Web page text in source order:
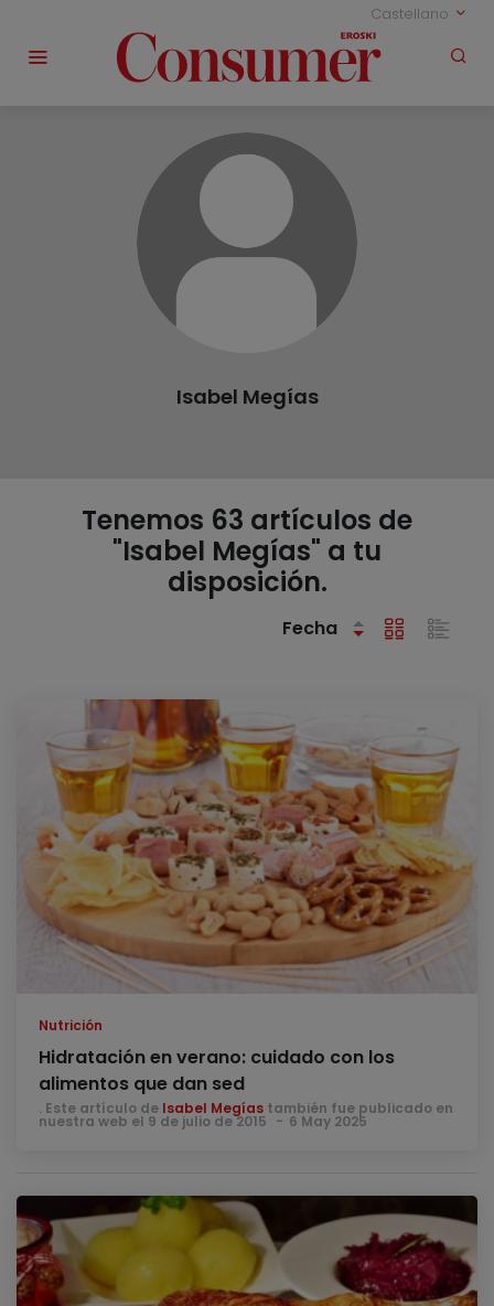
Castellano
Isabel Megías
Tenemos 63 artículos de
"Isabel Megías" a tu
disposición.
Fecha
Nutrición
Hidratación en verano: cuidado con los
alimentos que dan sed
. Este artículo de Isabel Megías también fue publicado en
nuestra web el 9 de julio de 2015 6 May 2025